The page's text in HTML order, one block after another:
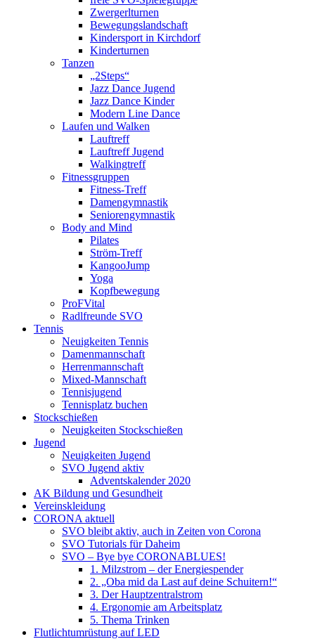
Zwergerlturnen
Bewegungslandschaft
Kindersport in Kirchdorf
Kinderturnen
Tanzen
„2Steps“
Jazz Dance Jugend
Jazz Dance Kinder
Modern Line Dance
Laufen und Walken
Lauftreff
Lauftreff Jugend
Walkingtreff
Fitnessgruppen
Fitness-Treff
Damengymnastik
Seniorengymnastik
Body and Mind
Pilates
Ström-Treff
KangooJump
Yoga
Kopfbewegung
ProFVital
Radlfreunde SVO
Tennis
Neuigkeiten Tennis
Damenmannschaft
Herrenmannschaft
Mixed-Mannschaft
Tennisjugend
Tennisplatz buchen
Stockschießen
Neuigkeiten Stockschießen
Jugend
Neuigkeiten Jugend
SVO Jugend aktiv
Adventskalender 2020
AK Bildung und Gesundheit
Vereinskleidung
CORONA aktuell
SVO bleibt aktiv, auch in Zeiten von Corona
SVO Tutorials für Daheim
SVO – Bye bye CORONABLUES!
1. Milzstrom – der Energiespender
2. „Oba mid da Last auf deine Schuitern!“
3. Der Hauptzentralstrom
4. Ergonomie am Arbeitsplatz
5. Thema Trinken
Flutlichtumrüstung auf LED